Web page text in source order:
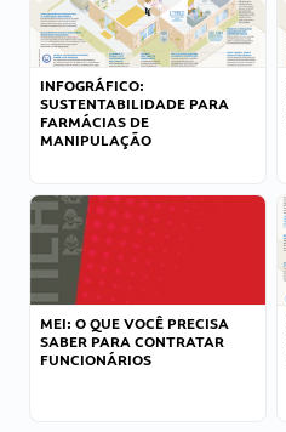
INFOGRÁFICO:
SUSTENTABILIDADE PARA
FARMÁCIAS DE
MANIPULAÇÃO
MEI: O QUE VOCÊ PRECISA
SABER PARA CONTRATAR
FUNCIONÁRIOS